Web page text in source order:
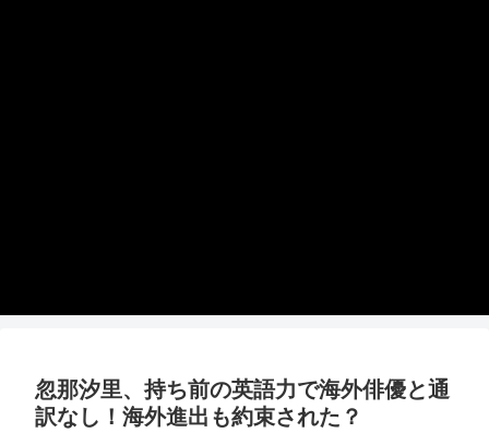
忽那汐里、持ち前の英語力で海外俳優と通
訳なし！海外進出も約束された？